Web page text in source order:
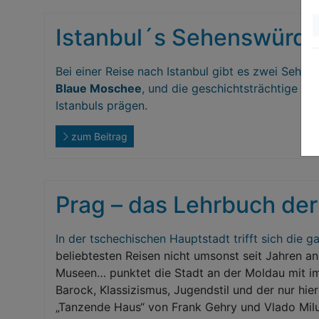
Istanbul´s
Bei einer Reise nach Istanbul gibt es zwei
Blaue Moschee, und die geschichtsträchtige
Istanbuls prägen.
zum Beitrag
Prag – das Lehrbuch
In der tschechischen Hauptstadt trifft sich die
beliebtesten Reisen nicht umsonst seit Jahren
Museen… punktet die Stadt an der Moldau mit
Barock, Klassizismus, Jugendstil und der nur
„Tanzende Haus“ von Frank Gehry und Vlado